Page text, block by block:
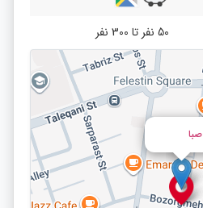
50 نفر تا 300 نفر
صبا